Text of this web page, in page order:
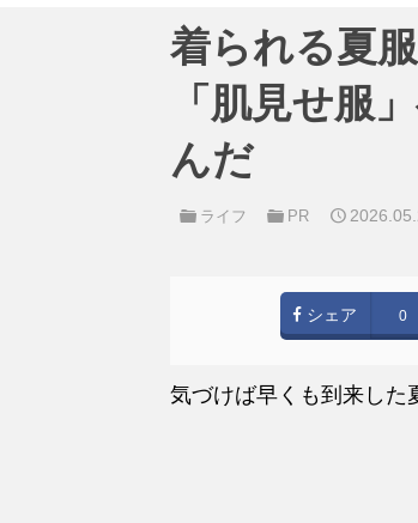
着られる夏
「肌見せ服
んだ
ライフ PR
シェア 0
気づけば早くも到来した